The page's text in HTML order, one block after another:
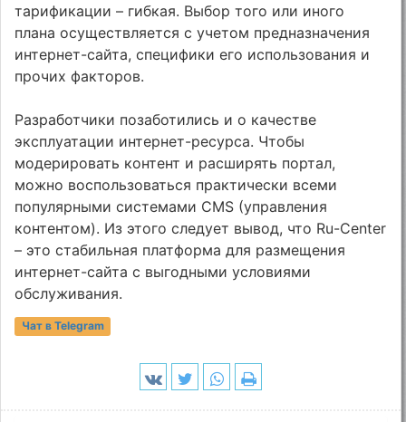
тарификации – гибкая. Выбор того или иного
плана осуществляется с учетом предназначения
интернет-сайта, специфики его использования и
прочих факторов.
Разработчики позаботились и о качестве
эксплуатации интернет-ресурса. Чтобы
модерировать контент и расширять портал,
можно воспользоваться практически всеми
популярными системами CMS (управления
контентом). Из этого следует вывод, что Ru-Center
– это стабильная платформа для размещения
интернет-сайта с выгодными условиями
обслуживания.
Чат в Telegram